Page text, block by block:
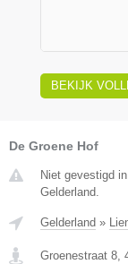
BEKIJK
De Groene Hof
Niet gevestigd
Gelderland.
Gelderland »
Groenestraat 8,